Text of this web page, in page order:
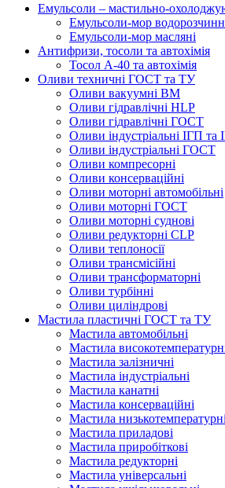
Емульсоли – мастильно-
Емульсоли-мор
Емульсоли-мор масляні
Антифризи, тосоли та автохімія
Тосол А-40 та автохімія
Оливи техничні ГОСТ та ТУ
Оливи вакуумні ВМ
Оливи гідравлічні HLP
Оливи гідравлічні ГОСТ
Оливи індустріальні ІГП
Оливи індустріальні ГОСТ
Оливи компресорні
Оливи консерваційні
Оливи моторні автомобільні
Оливи моторні ГОСТ
Оливи моторні суднові
Оливи редукторні CLP
Оливи теплоносії
Оливи трансмісійні
Оливи трансформаторні
Оливи турбінні
Оливи циліндрові
Мастила пластичні ГОСТ та ТУ
Мастила автомобільні
Мастила
Мастила залізничні
Мастила індустріальні
Мастила канатні
Мастила консерваційні
Мастила низькотемпературні
Мастила приладові
Мастила приробіткові
Мастила редукторні
Мастила універсальні